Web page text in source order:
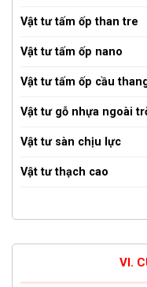
Vật tư tấm ốp than tre
Vật tư tấm ốp nano
Vật tư tấm ốp cầu
Vật tư gỗ nhựa ngoài
Vật tư sàn chịu lực
Vật tư thạch cao
VI.